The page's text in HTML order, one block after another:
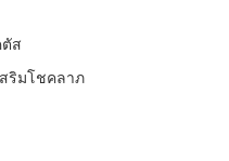
ส
ริมโชคลาภ